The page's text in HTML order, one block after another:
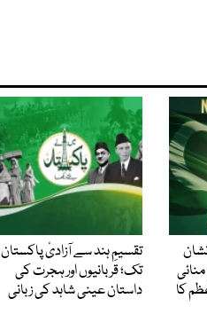
منائی
کا
تقسیمِ ہند سے آزادیٔ پاکستان
تک؛ قربانیوں اور ہجرت کی
داستان عینی شاہد کی زبانی